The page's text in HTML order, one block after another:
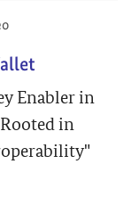
Enabler in
in